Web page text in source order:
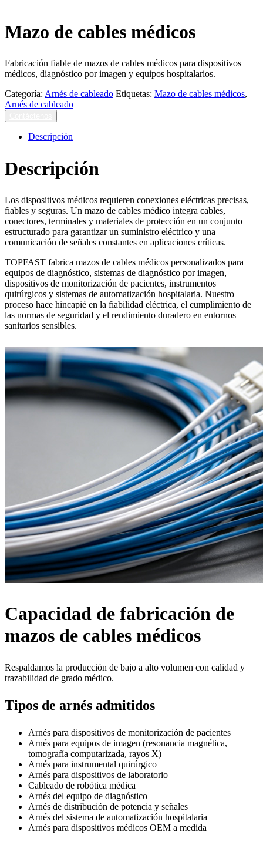
Mazo de cables médicos
Fabricación fiable de mazos de cables médicos para dispositivos
médicos, diagnóstico por imagen y equipos hospitalarios.
Categoría: Arnés de cableado Etiquetas: Mazo de cables médicos,
Arnés de cableado
Descripción
Descripción
Los dispositivos médicos requieren conexiones eléctricas precisas,
fiables y seguras. Un mazo de cables médico integra cables,
conectores, terminales y materiales de protección en un conjunto
estructurado para garantizar un suministro eléctrico y una
comunicación de señales constantes en aplicaciones críticas.
TOPFAST fabrica mazos de cables médicos personalizados para
equipos de diagnóstico, sistemas de diagnóstico por imagen,
dispositivos de monitorización de pacientes, instrumentos
quirúrgicos y sistemas de automatización hospitalaria. Nuestro
proceso hace hincapié en la fiabilidad eléctrica, el cumplimiento de
las normas de seguridad y el rendimiento duradero en entornos
sanitarios sensibles.
Capacidad de fabricación de
mazos de cables médicos
Respaldamos la producción de bajo a alto volumen con calidad y
trazabilidad de grado médico.
Tipos de arnés admitidos
Arnés para dispositivos de monitorización de pacientes
Arnés para equipos de imagen (resonancia magnética,
tomografía computarizada, rayos X)
Arnés para instrumental quirúrgico
Arnés para dispositivos de laboratorio
Cableado de robótica médica
Arnés del equipo de diagnóstico
Arnés de distribución de potencia y señales
Arnés del sistema de automatización hospitalaria
Arnés para dispositivos médicos OEM a medida